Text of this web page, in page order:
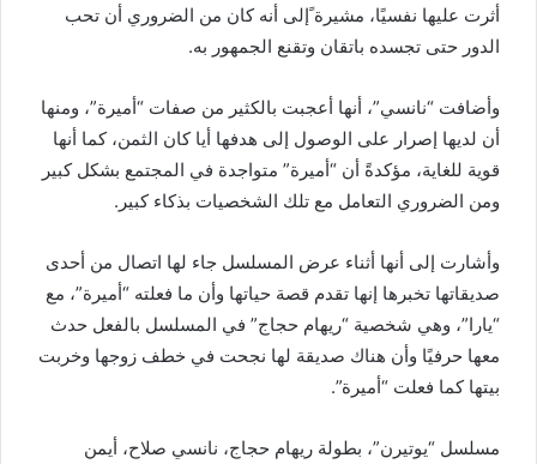
أثرت عليها نفسيًا، مشيرة ًإلى أنه كان من الضروري أن تحب
الدور حتى تجسده باتقان وتقنع الجمهور به.
وأضافت “نانسي”، أنها أعجبت بالكثير من صفات “أميرة”، ومنها
أن لديها إصرار على الوصول إلى هدفها أيا كان الثمن، كما أنها
قوية للغاية، مؤكدةً أن “أميرة” متواجدة في المجتمع بشكل كبير
ومن الضروري التعامل مع تلك الشخصيات بذكاء كبير.
وأشارت إلى أنها أثناء عرض المسلسل جاء لها اتصال من أحدى
صديقاتها تخبرها إنها تقدم قصة حياتها وأن ما فعلته “أميرة”، مع
“يارا”، وهي شخصية “ريهام حجاج” في المسلسل بالفعل حدث
معها حرفيًا وأن هناك صديقة لها نجحت في خطف زوجها وخربت
بيتها كما فعلت “أميرة”.
مسلسل “يوتيرن”، بطولة ريهام حجاج، نانسي صلاح، أيمن